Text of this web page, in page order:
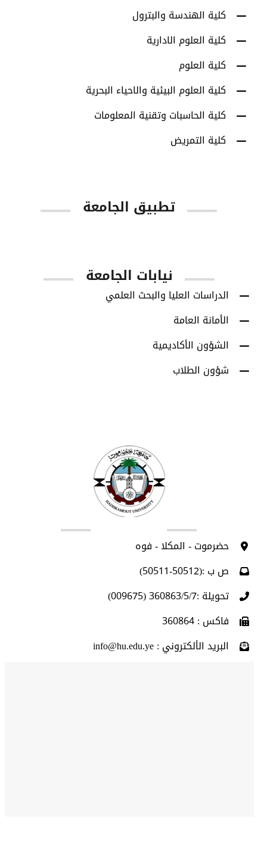
كلية الهندسة والبترول
كلية العلوم الادارية
كلية العلوم
كلية العلوم البيئية والاحياء البحرية
كلية الحاسبات وتقنية المعلومات
كلية التمريض
تطبيق الجامعة
نيابات الجامعة
الدراسات العليا والبحث العلمي
الأمانة العامة
الشؤون الأكاديمية
شؤون الطلاب
حضرموت - المكلا - فوه
ص ب :(50512-50511)
تحويلة :360863/5/7 (009675)
فاكس : 360864
البريد الألكتروني : info@hu.edu.ye